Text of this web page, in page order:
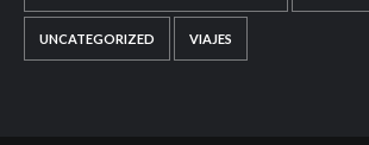
UNCATEGORIZED VIAJES